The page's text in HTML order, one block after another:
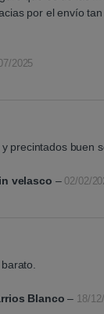
por el envío
2025
precintados buen
velasco – 02/02/
Blanco – 18/